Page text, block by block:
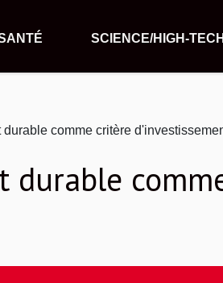
SCIENCE/HIGH-TECH
durable comme critère
durable